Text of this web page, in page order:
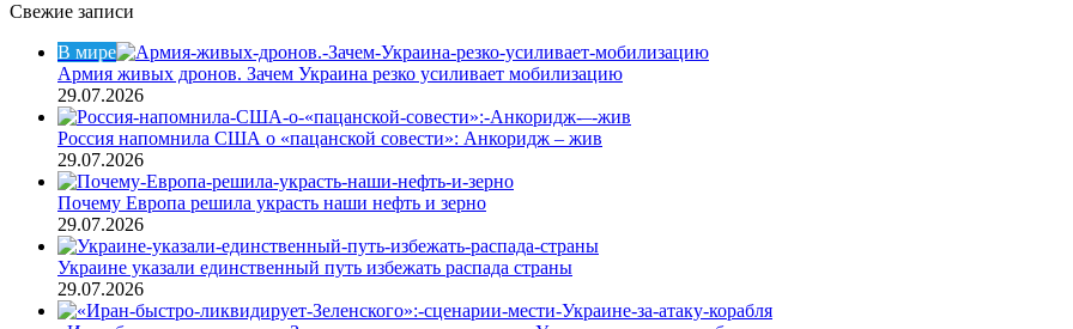
Свежие записи
В мире
Армия живых дронов. Зачем Украина резко усиливает мобилизацию
29.07.2026
Россия напомнила США о «пацанской совести»: Анкоридж – жив
29.07.2026
Почему Европа решила украсть наши нефть и зерно
29.07.2026
Украине указали единственный путь избежать распада страны
29.07.2026